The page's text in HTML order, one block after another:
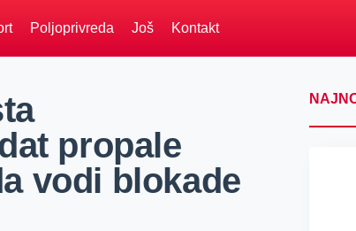
Poljoprivreda Još Kontakt
propale
vodi blokade